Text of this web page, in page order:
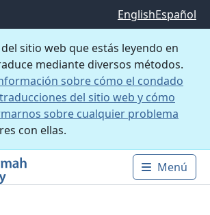
EnglishEspañol
sitio web que estás leyendo en
mediante diversos métodos.
sobre cómo el condado
del sitio web y cómo
sobre cualquier problema
con ellas.
Main
Menú